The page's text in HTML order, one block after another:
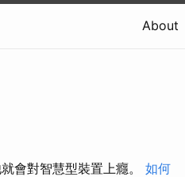
About
會對智慧型裝置上癮。 如何